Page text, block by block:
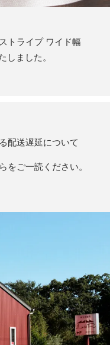
トライプ ワイド幅
しました。
配送遅延について
をご一読ください。